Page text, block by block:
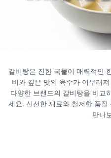
갈비탕은 진한 국물이 매력적인
비와 깊은 맛의 육수가 어우러
다양한 브랜드의 갈비탕을 비교
세요. 신선한 재료와 철저한 품
만나